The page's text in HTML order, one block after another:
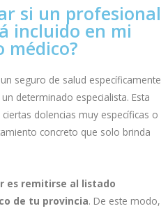
si un profesional
incluido en mi
médico?
seguro de salud específicamente
determinado especialista. Esta
dolencias muy específicas o
concreto que solo brinda
es remitirse al listado
de tu provincia. De este modo,